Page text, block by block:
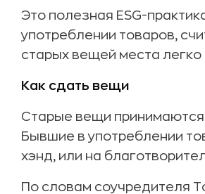
Это полезная ESG-
употреблении товаров,
старых вещей места
Как сдать вещи
Старые вещи принимаются
Бывшие в употреблении
хэнд, или на
По словам соучредителя